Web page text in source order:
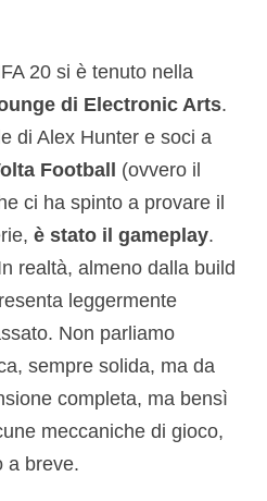
20 si è tenuto nella
di Electronic Arts.
di Alex Hunter e soci a
Football
(ovvero il
ci ha spinto a provare il
è stato il gameplay.
realtà, almeno dalla build
leggermente
Non parliamo
sempre solida, ma da
completa, ma bensì
meccaniche di gioco,
a breve.